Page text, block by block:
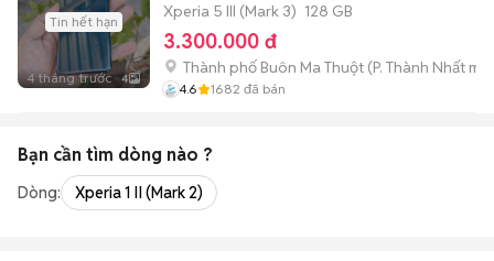
Tin hết hạn
4 tháng trước 4
Xperia 5 III (Mark 3) 128 GB
3.300.000 đ
Thành phố Buôn Ma Thuột (P. Thành Nhất
4.6 1682 đã bán
Bạn cần tìm dòng nào ?
Dòng: Xperia 1 II (Mark 2)